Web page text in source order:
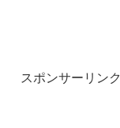
スポンサーリンク